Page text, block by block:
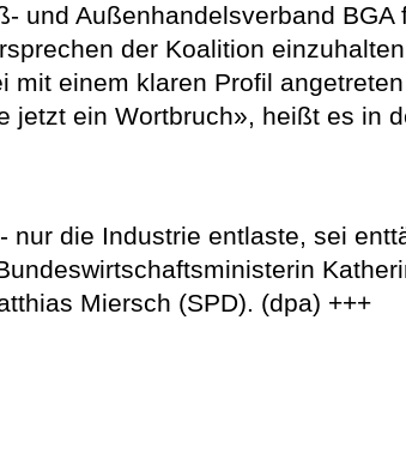
und Außenhandelsverband
der Koalition
einem klaren Profil
jetzt ein Wortbruch», heißt es in
die Industrie entlaste, sei
Miersch (SPD). (dpa) +++